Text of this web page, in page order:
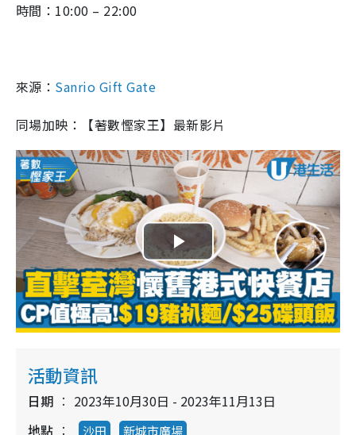
時間：10:00 – 22:00
來源： Sanrio Gift Gate
同場加映：【著數慳家王】最新影片
P
l
a
V
活動資訊
日期
2023年10月30日 - 2023年11月13日
地點
沙田 新城市廣場